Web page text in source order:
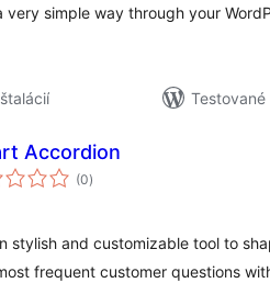
very simple way through your
Accordion
(0celkové
hodnotenie
)
stylish and customizable tool to
frequent customer questions